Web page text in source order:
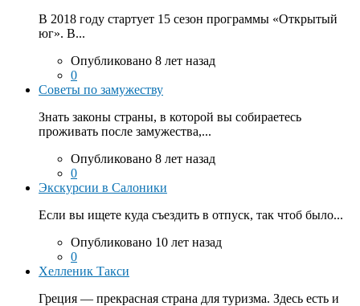
В 2018 году стартует 15 сезон программы «Открытый
юг». В...
Опубликовано 8 лет назад
0
Советы по замужеству
Знать законы страны, в которой вы собираетесь
проживать после замужества,...
Опубликовано 8 лет назад
0
Экскурсии в Салоники
Если вы ищете куда съездить в отпуск, так чтоб было...
Опубликовано 10 лет назад
0
Хелленик Такси
Греция — прекрасная страна для туризма. Здесь есть и